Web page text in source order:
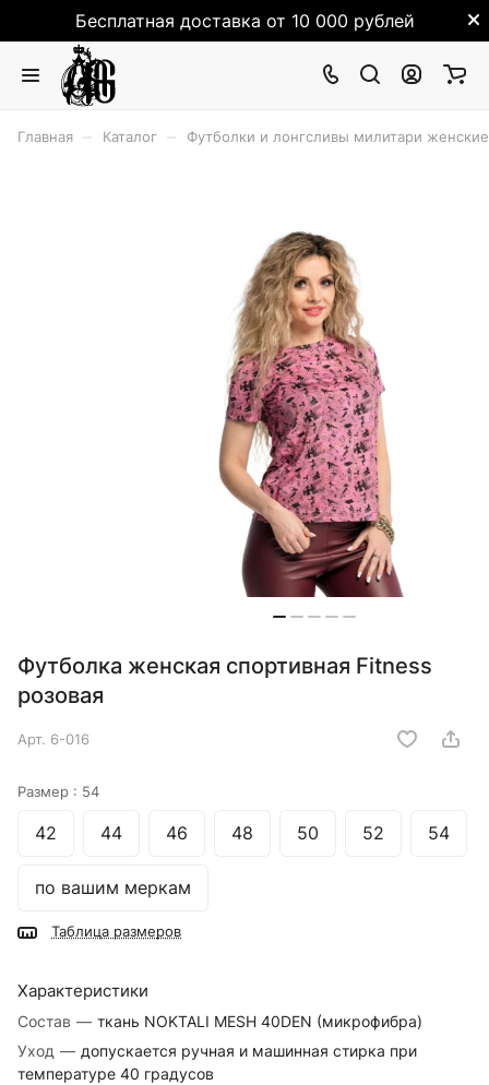
Бесплатная доставка от 10 000 рублей
Главная Каталог Футболки и лонгсливы милитари женские
Футболка женская спортивная Fitness
розовая
Арт. 6-016
Размер : 54
42 44 46 48 50 52 54
по вашим меркам
Таблица размеров
Характеристики
Состав — ткань NOKTALI MESH 40DEN (микрофибра)
Уход — допускается ручная и машинная стирка при
температуре 40 градусов